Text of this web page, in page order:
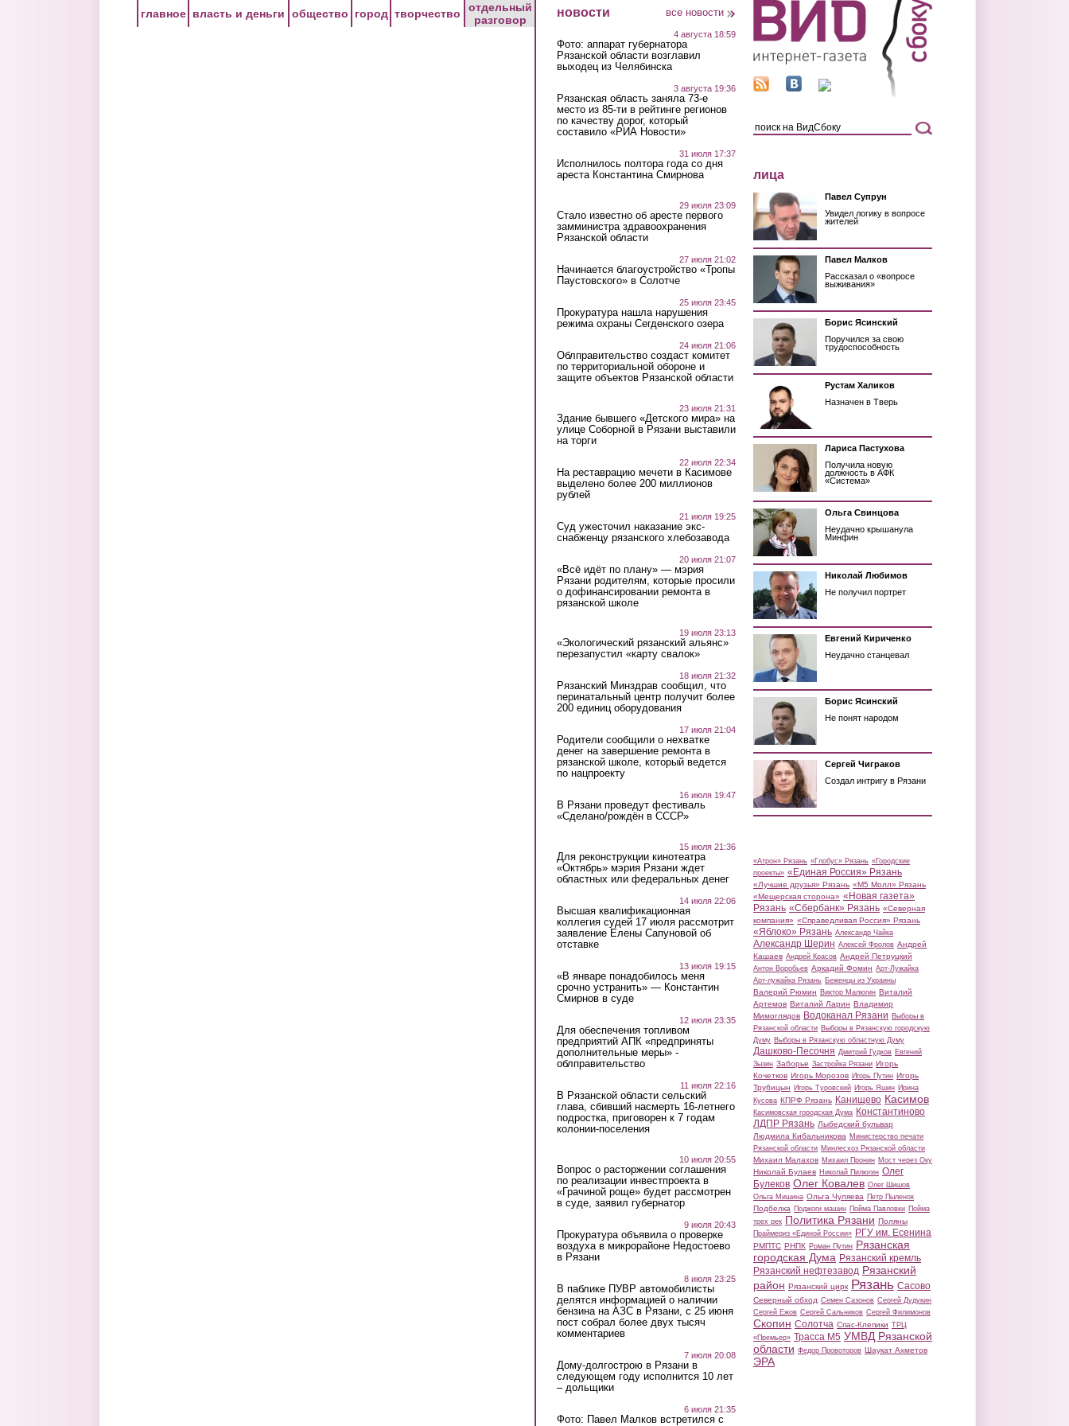
главное власть и деньги общество город творчество
отдельный
разговор
новости все новости
4 августа 18:59
Фото: аппарат губернатора
Рязанской области возглавил
выходец из Челябинска
3 августа 19:36
Рязанская область заняла 73-е
место из 85-ти в рейтинге регионов
по качеству дорог, который
составило «РИА Новости»
31 июля 17:37
Исполнилось полтора года со дня
ареста Константина Смирнова
29 июля 23:09
Стало известно об аресте первого
замминистра здравоохранения
Рязанской области
27 июля 21:02
Начинается благоустройство «Тропы
Паустовского» в Солотче
25 июля 23:45
Прокуратура нашла нарушения
режима охраны Сегденского озера
24 июля 21:06
Облправительство создаст комитет
по территориальной обороне и
защите объектов Рязанской области
23 июля 21:31
Здание бывшего «Детского мира» на
улице Соборной в Рязани выставили
на торги
22 июля 22:34
На реставрацию мечети в Касимове
выделено более 200 миллионов
рублей
21 июля 19:25
Суд ужесточил наказание экс-
снабженцу рязанского хлебозавода
20 июля 21:07
«Всё идёт по плану» — мэрия
Рязани родителям, которые просили
о дофинансировании ремонта в
рязанской школе
19 июля 23:13
«Экологический рязанский альянс»
перезапустил «карту свалок»
18 июля 21:32
Рязанский Минздрав сообщил, что
перинатальный центр получит более
200 единиц оборудования
17 июля 21:04
Родители сообщили о нехватке
денег на завершение ремонта в
рязанской школе, который ведется
по нацпроекту
16 июля 19:47
В Рязани проведут фестиваль
«Сделано/рождён в СССР»
15 июля 21:36
Для реконструкции кинотеатра
«Октябрь» мэрия Рязани ждет
областных или федеральных денег
14 июля 22:06
Высшая квалификационная
коллегия судей 17 июля рассмотрит
заявление Елены Сапуновой об
отставке
13 июля 19:15
«В январе понадобилось меня
срочно устранить» — Константин
Смирнов в суде
12 июля 23:35
Для обеспечения топливом
предприятий АПК «предприняты
дополнительные меры» -
облправительство
11 июля 22:16
В Рязанской области сельский
глава, сбивший насмерть 16-летнего
подростка, приговорен к 7 годам
колонии-поселения
10 июля 20:55
Вопрос о расторжении соглашения
по реализации инвестпроекта в
«Грачиной роще» будет рассмотрен
в суде, заявил губернатор
9 июля 20:43
Прокуратура объявила о проверке
воздуха в микрорайоне Недостоево
в Рязани
8 июля 23:25
В паблике ПУВР автомобилисты
делятся информацией о наличии
бензина на АЗС в Рязани, с 25 июня
пост собрал более двух тысяч
комментариев
7 июля 20:08
Дому-долгострою в Рязани в
следующем году исполнится 10 лет
– дольщики
6 июля 21:35
Фото: Павел Малков встретился с
лица
Павел Супрун
Увидел логику в вопросе
жителей
Павел Малков
Рассказал о «вопросе
выживания»
Борис Ясинский
Поручился за свою
трудоспособность
Рустам Халиков
Назначен в Тверь
Лариса Пастухова
Получила новую
должность в АФК
«Система»
Ольга Свинцова
Неудачно крышанула
Минфин
Николай Любимов
Не получил портрет
Евгений Кириченко
Неудачно станцевал
Борис Ясинский
Не понят народом
Сергей Чиграков
Создал интригу в Рязани
«Атрон» Рязань «Глобус» Рязань «Городские
проекты» «Единая Россия» Рязань
«Лучшие друзья» Рязань «М5 Молл» Рязань
«Мещерская сторона» «Новая газета»
Рязань «Сбербанк» Рязань «Северная
компания» «Справедливая Россия» Рязань
«Яблоко» Рязань Александр Чайка
Александр Шерин Алексей Фролов Андрей
Кашаев Андрей Красов Андрей Петруцкий
Антон Воробьев Аркадий Фомин Арт-Лужайка
Арт-лужайка Рязань Беженцы из Украины
Валерий Рюмин Виктор Малюгин Виталий
Артемов Виталий Ларин Владимир
Мимоглядов Водоканал Рязани Выборы в
Рязанской области Выборы в Рязанскую городскую
Думу Выборы в Рязанскую областную Думу
Дашково-Песочня Дмитрий Гудков Евгений
Зызин Заборье Застройка Рязани Игорь
Кочетков Игорь Морозов Игорь Путин Игорь
Трубицын Игорь Туровский Игорь Яшин Ирина
Кусова КПРФ Рязань Канищево Касимов
Касимовская городская Дума Константиново
ЛДПР Рязань Лыбедский бульвар
Людмила Кибальникова Министерство печати
Рязанской области Минлесхоз Рязанской области
Михаил Малахов Михаил Пронин Мост через Оку
Николай Булаев Николай Пилюгин Олег
Булеков Олег Ковалев Олег Шишов
Ольга Мишина Ольга Чуляева Петр Пыленок
Подбелка Поджоги машин Пойма Павловки Пойма
трех рек Политика Рязани Поляны
Праймериз «Единой России» РГУ им. Есенина
РМПТС РНПК Роман Путин Рязанская
городская Дума Рязанский кремль
Рязанский нефтезавод Рязанский
район Рязанский цирк Рязань Сасово
Северный обход Семен Сазонов Сергей Дудукин
Сергей Ежов Сергей Сальников Сергей Филимонов
Скопин Солотча Спас-Клепики ТРЦ
«Премьер» Трасса М5 УМВД Рязанской
области Федор Провоторов Шаукат Ахметов
ЭРА